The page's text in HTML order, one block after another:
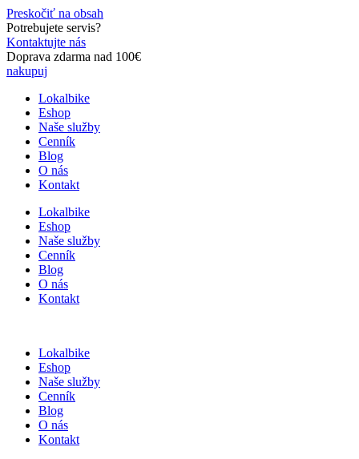
Preskočiť na obsah
Potrebujete servis?
Kontaktujte nás
Doprava zdarma nad 100€
nakupuj
Lokalbike
Eshop
Naše služby
Cenník
Blog
O nás
Kontakt
Lokalbike
Eshop
Naše služby
Cenník
Blog
O nás
Kontakt
Lokalbike
Eshop
Naše služby
Cenník
Blog
O nás
Kontakt